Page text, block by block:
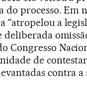
do processo. Em
"atropelou a
deliberada
Congresso
de
contra a